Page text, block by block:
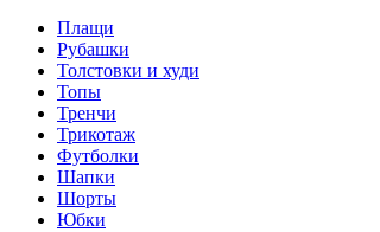
Плащи
Рубашки
Толстовки и худи
Топы
Тренчи
Трикотаж
Футболки
Шапки
Шорты
Юбки